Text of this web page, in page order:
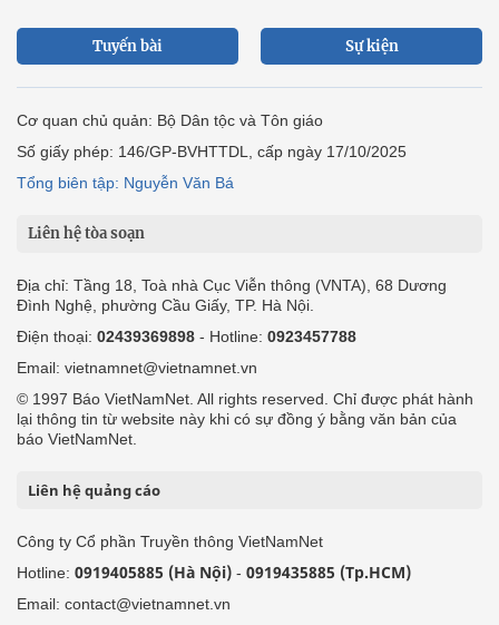
Tuyến bài Sự kiện
Cơ quan chủ quản: Bộ Dân tộc và Tôn giáo
Số giấy phép: 146/GP-BVHTTDL, cấp ngày 17/10/2025
Tổng biên tập: Nguyễn Văn Bá
Liên hệ tòa soạn
Địa chỉ: Tầng 18, Toà nhà Cục Viễn thông (VNTA), 68 Dương
Đình Nghệ, phường Cầu Giấy, TP. Hà Nội.
Điện thoại: 02439369898 - Hotline: 0923457788
Email: vietnamnet@vietnamnet.vn
© 1997 Báo VietNamNet. All rights reserved. Chỉ được phát hành
lại thông tin từ website này khi có sự đồng ý bằng văn bản của
báo VietNamNet.
Liên hệ quảng cáo
Công ty Cổ phần Truyền thông VietNamNet
Hotline: 0919405885 (Hà Nội) - 0919435885 (Tp.HCM)
Email: contact@vietnamnet.vn